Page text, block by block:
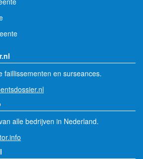
faillissementen en surseances.
alle bedrijven in Nederland.